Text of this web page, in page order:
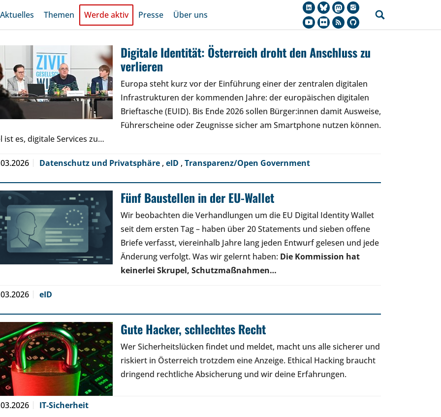
Aktuelles Themen Werde aktiv Presse Über uns
Digitale Identität: Österreich droht den Anschluss zu
verlieren
Europa steht kurz vor der Einführung einer der zentralen digitalen
Infrastrukturen der kommenden Jahre: der europäischen digitalen
Brieftasche (EUID). Bis Ende 2026 sollen Bürger:innen damit Ausweise,
Führerscheine oder Zeugnisse sicher am Smartphone nutzen können.
ist es, digitale Services zu…
Datenschutz und Privatsphäre , eID , Transparenz/Open Government
Fünf Baustellen in der EU-Wallet
Wir beobachten die Verhandlungen um die EU Digital Identity Wallet
seit dem ersten Tag – haben über 20 Statements und sieben offene
Briefe verfasst, viereinhalb Jahre lang jeden Entwurf gelesen und jede
Änderung verfolgt. Was wir gelernt haben: Die Kommission hat
keinerlei Skrupel, Schutzmaßnahmen…
eID
Gute Hacker, schlechtes Recht
Wer Sicherheitslücken findet und meldet, macht uns alle sicherer und
riskiert in Österreich trotzdem eine Anzeige. Ethical Hacking braucht
dringend rechtliche Absicherung und wir deine Erfahrungen.
IT-Sicherheit